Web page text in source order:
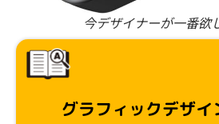
今デザイナーが一番欲
グラフィックデザイ